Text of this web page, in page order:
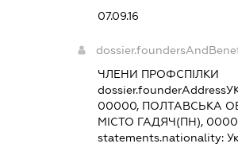
07.09.16
ЧЛЕНИ ПРОФСПІЛКИ
dossier.founderAddress
00000, ПОЛТАВСЬКА
МІСТО ГАДЯЧ(ПН),
statements.nationality: